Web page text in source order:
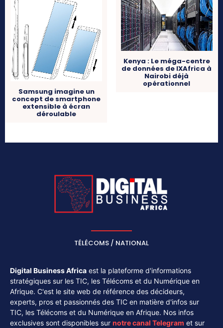
Samsung imagine un
concept de smartphone
extensible à écran
déroulable
Kenya : Le méga-centre
de données de IXAfrica à
Nairobi déjà
opérationnel
TÉLÉCOMS / NATIONAL
Digital Business Africa est la plateforme d'informations
stratégiques sur les TIC, les Télécoms et du Numérique en
Afrique. C'est le site web de référence des décideurs,
experts, pros et passionnés des TIC en matière d'infos sur
TIC, les Télécoms et du Numérique en Afrique. Nos infos
exclusives sont disponibles sur notre canal Telegram et sur